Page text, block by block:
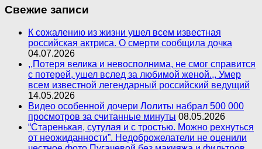
Свежие записи
К сожалению из жизни ушел всем известная
российская актриса. О смерти сообщила дочка
04.07.2026
,,Потеря велика и невосполнима, не смог справится
с потерей, ушел вслед за любимой женой.,, Умер
всем известной легендарный российский ведущий
14.05.2026
Видео особенной дочери Лолиты набрал 500 000
просмотров за считанные минуты 08.05.2026
“Старенькая, сутулая и с тростью. Можно рехнуться
от неожиданности”. Недоброжелатели не оценили